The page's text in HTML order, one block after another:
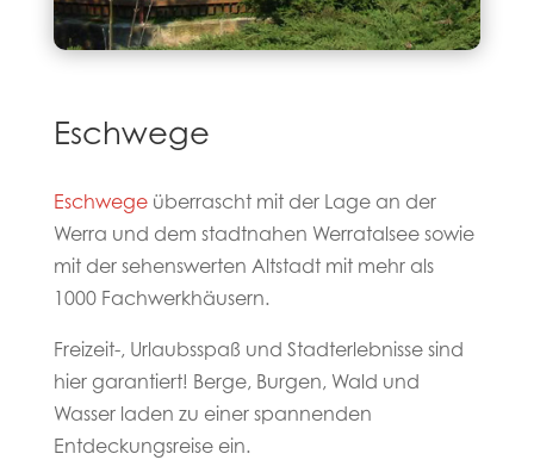
Eschwege
Eschwegeüberrascht mit der Lage an der
Werra und dem stadtnahen Werratalsee sowie
mit der sehenswerten Altstadt mit mehr als
1000 Fachwerkhäusern.
Freizeit-, Urlaubsspaß und Stadterlebnisse sind
hier garantiert! Berge, Burgen, Wald und
Wasser laden zu einer spannenden
Entdeckungsreise ein.